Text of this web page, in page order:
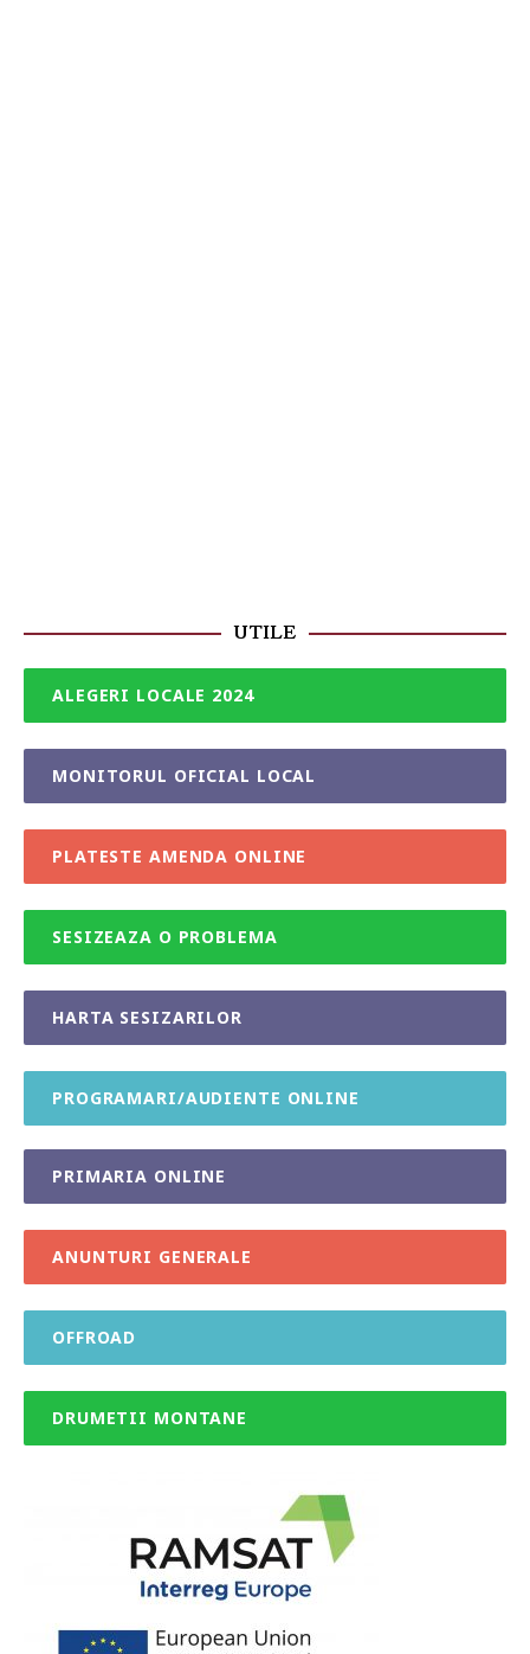
UTILE
ALEGERI LOCALE 2024
MONITORUL OFICIAL LOCAL
PLATESTE AMENDA ONLINE
SESIZEAZA O PROBLEMA
HARTA SESIZARILOR
PROGRAMARI/AUDIENTE ONLINE
PRIMARIA ONLINE
ANUNTURI GENERALE
OFFROAD
DRUMETII MONTANE